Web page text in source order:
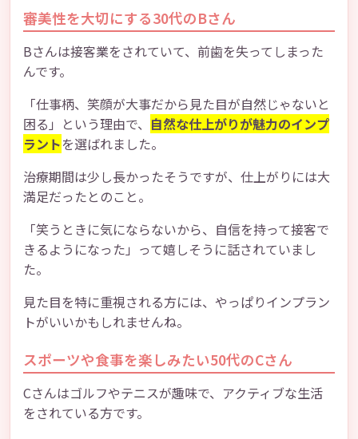
審美性を大切にする30代のBさん
Bさんは接客業をされていて、前歯を失ってしまった
んです。
「仕事柄、笑顔が大事だから見た目が自然じゃないと
困る」という理由で、 自然な仕上がりが魅力のインプ
ラントを選ばれました。
治療期間は少し長かったそうですが、仕上がりには大
満足だったとのこと。
「笑うときに気にならないから、自信を持って接客で
きるようになった」って嬉しそうに話されていまし
た。
見た目を特に重視される方には、やっぱりインプラン
トがいいかもしれませんね。
スポーツや食事を楽しみたい50代のCさん
Cさんはゴルフやテニスが趣味で、アクティブな生活
をされている方です。